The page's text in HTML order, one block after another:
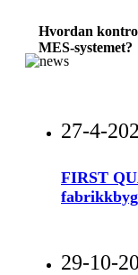
Hvordan
MES-systemet?
27-4-
FIRST
29-10-